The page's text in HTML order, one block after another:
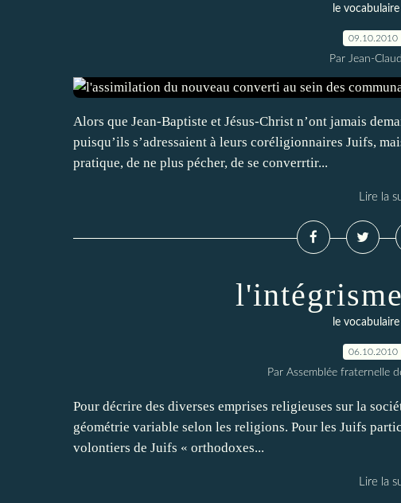
le
09.10.2010
Par Jean-
Alors que Jean-Baptiste et Jésus-Christ n’ont jamais
puisqu’ils s’adressaient à leurs coréligionnaires Juifs,
pratique, de ne plus pécher, de se converrtir...
Lire la
le
06.10.2010
Par Assemblée fraternelle
Pour décrire des diverses emprises religieuses sur la
géométrie variable selon les religions. Pour les Juifs
volontiers de Juifs « orthodoxes...
Lire la